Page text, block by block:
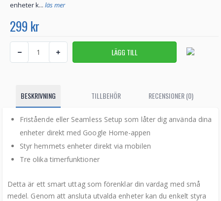
enheter k... läs mer
299 kr
BESKRIVNING TILLBEHÖR RECENSIONER (0)
Fristående eller Seamless Setup som låter dig använda dina
enheter direkt med Google Home-appen
Styr hemmets enheter direkt via mobilen
Tre olika timerfunktioner
Detta är ett smart uttag som förenklar din vardag med små
medel. Genom att ansluta utvalda enheter kan du enkelt styra